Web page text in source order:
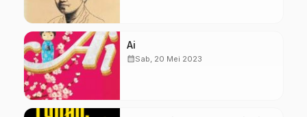
Ai
calendar_monthSab, 20 Mei 2023